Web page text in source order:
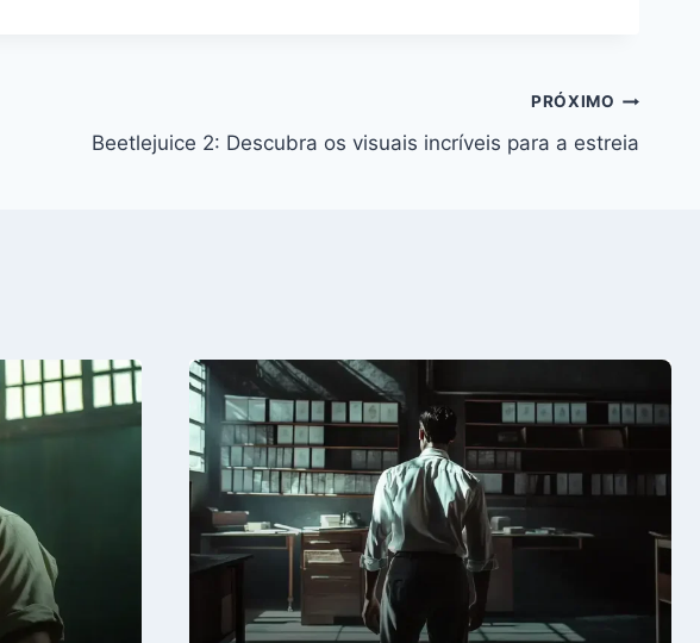
PRÓXIMO
Beetlejuice 2: Descubra os visuais incríveis para a estreia